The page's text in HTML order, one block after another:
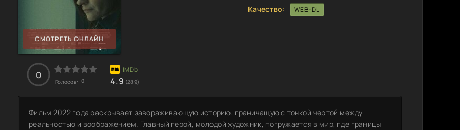
СМОТРЕТЬ ОНЛАЙН
Качество:
WEB-DL
0
Голосов: 0 4.9 (289)
Фильм 2022 года раскрывает завораживающую историю, граничащую с тонкой чертой между
реальностью и воображением. Главный герой, молодой художник, погружается в мир, где границы